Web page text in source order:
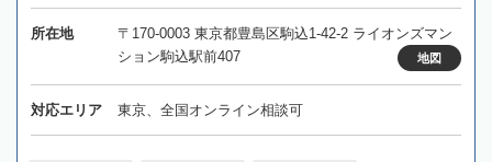
所在地
〒170-0003 東京都豊島区駒込1-42-2 ライオンズマン
ション駒込駅前407
地図
対応エリア 東京、全国オンライン相談可